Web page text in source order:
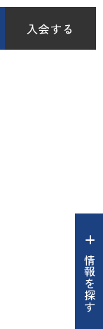
入会する
情報を探す